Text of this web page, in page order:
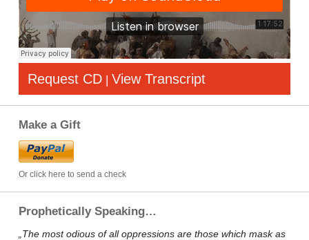
Request CD | View Transcript
Make a Gift
Or click here to send a check
Prophetically Speaking…
„The most odious of all oppressions are those which mask as